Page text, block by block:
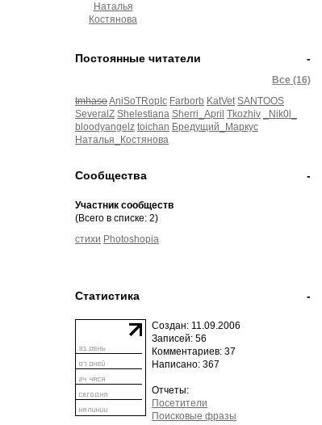
Наталья
Костянова
-
Постоянные читатели
Все (16)
tmhasoAniSoTRopIc Farborb KatVet SANTOOS
SeveralZ Shelestiana Sherri_April Tkozhiv
_Nik0l_
bloodyangelz toichan Бредущий_Маркус
Наталья_Костянова
-
Сообщества
Участник сообществ
(Всего в списке: 2)
стихи Photoshopia
-
Статистика
Создан: 11.09.2006
Записей: 56
Комментариев: 37
Написано: 367
Отчеты:
Посетители
Поисковые фразы